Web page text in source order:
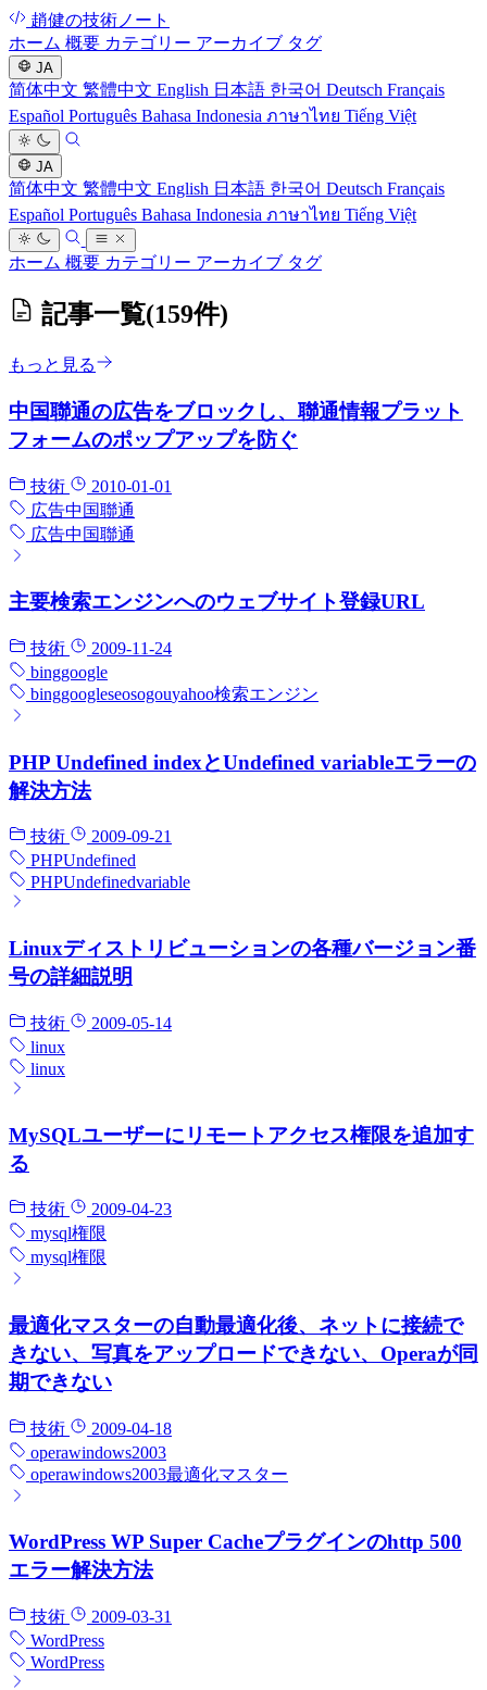
趙健の技術ノート
ホーム 概要 カテゴリー アーカイブ タグ
JA
简体中文 繁體中文 English 日本語 한국어 Deutsch Français
Español Português Bahasa Indonesia ภาษาไทย Tiếng Việt
JA
简体中文 繁體中文 English 日本語 한국어 Deutsch Français
Español Português Bahasa Indonesia ภาษาไทย Tiếng Việt
ホーム 概要 カテゴリー アーカイブ タグ
記事一覧(159件)
もっと見る
中国聯通の広告をブロックし、聯通情報プラット
フォームのポップアップを防ぐ
技術
2010-01-01
広告中国聯通
広告中国聯通
主要検索エンジンへのウェブサイト登録URL
技術
2009-11-24
binggoogle
binggoogleseosogouyahoo検索エンジン
PHP Undefined indexとUndefined variableエラーの
解決方法
技術
2009-09-21
PHPUndefined
PHPUndefinedvariable
Linuxディストリビューションの各種バージョン番
号の詳細説明
技術
2009-05-14
linux
linux
MySQLユーザーにリモートアクセス権限を追加す
る
技術
2009-04-23
mysql権限
mysql権限
最適化マスターの自動最適化後、ネットに接続で
きない、写真をアップロードできない、Operaが同
期できない
技術
2009-04-18
operawindows2003
operawindows2003最適化マスター
WordPress WP Super Cacheプラグインのhttp 500
エラー解決方法
技術
2009-03-31
WordPress
WordPress